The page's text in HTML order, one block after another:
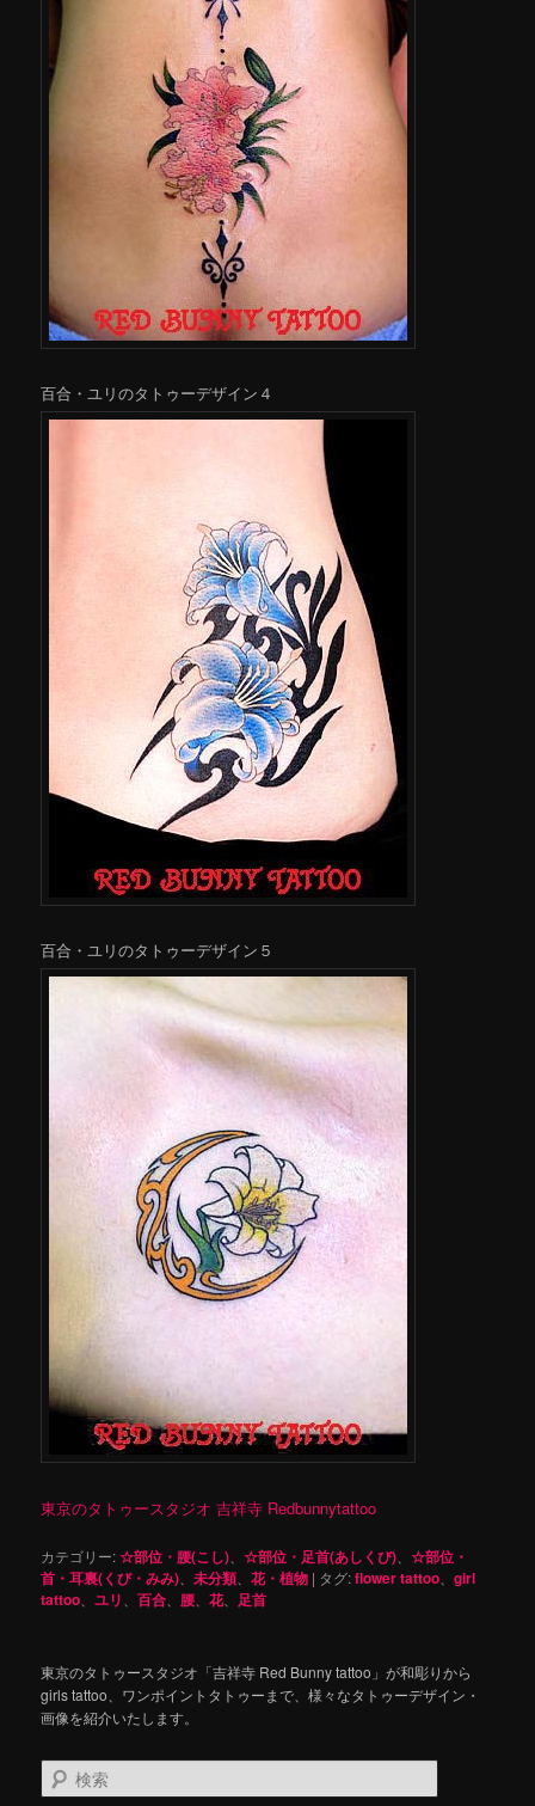
百合・ユリのタトゥーデザイン４
百合・ユリのタトゥーデザイン５
東京のタトゥースタジオ 吉祥寺 Redbunnytattoo
カテゴリー:☆部位・腰(こし) 、☆部位・足首(あしくび) 、☆部位・
首・耳裏(くび・みみ) 、未分類 、花・植物 | タグ:flower tattoo 、girl
tattoo 、ユリ 、百合 腰 、花、 足首
東京のタトゥースタジオ「吉祥寺 Red Bunny tattoo」が和彫りから
girls tattoo、ワンポイントタトゥーまで、様々なタトゥーデザイン・
画像を紹介いたします。
検
索